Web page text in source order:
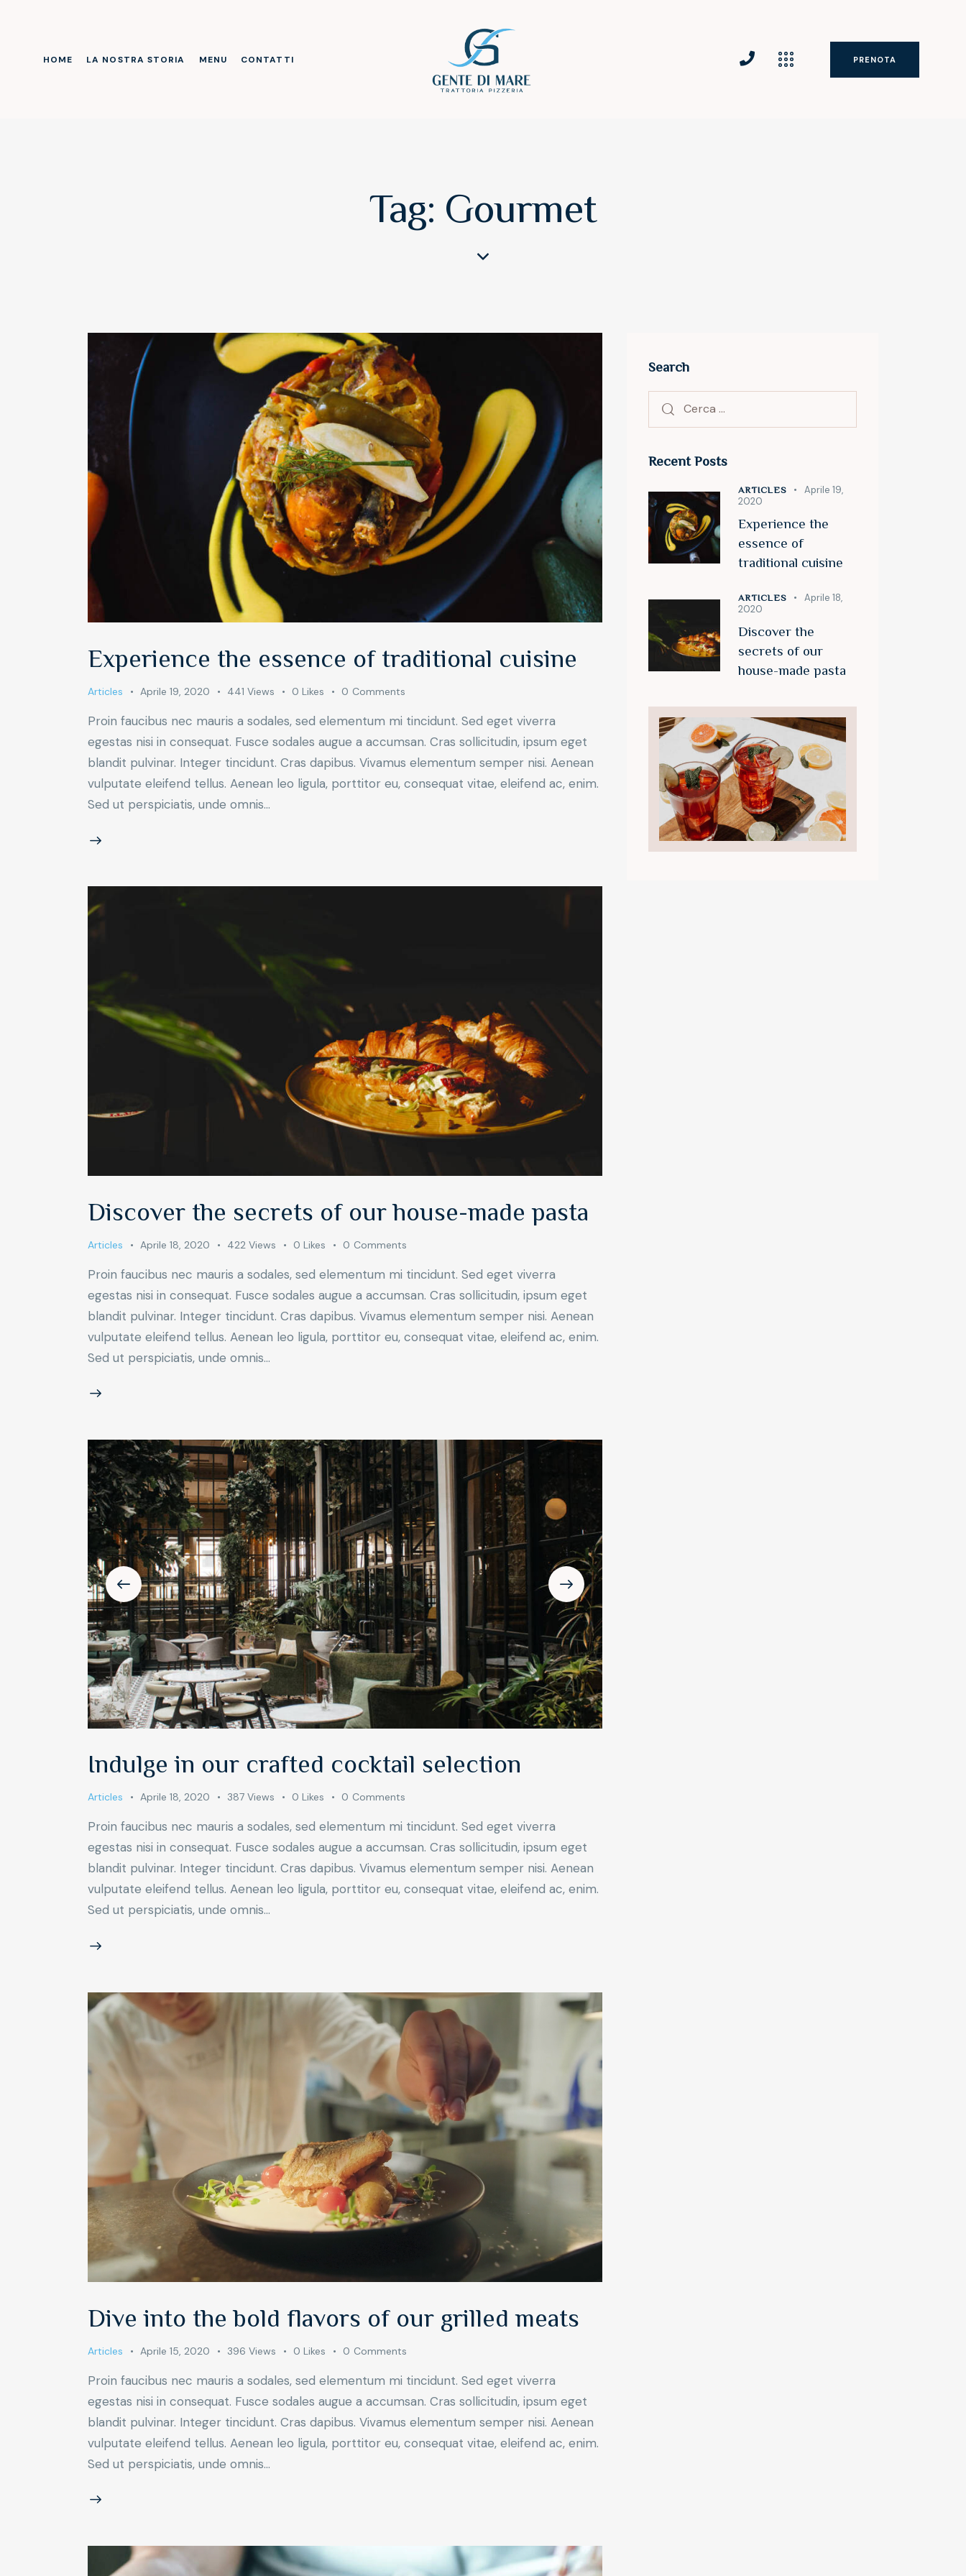
HOME LA NOSTRA STORIA MENU CONTATTI PRENOTA
Tag: Gourmet
Experience the essence of traditional cuisine
Articles Aprile 19, 2020 441 Views 0 Likes 0 Comments
Proin faucibus nec mauris a sodales, sed elementum mi tincidunt. Sed eget viverra
egestas nisi in consequat. Fusce sodales augue a accumsan. Cras sollicitudin, ipsum eget
blandit pulvinar. Integer tincidunt. Cras dapibus. Vivamus elementum semper nisi. Aenean
vulputate eleifend tellus. Aenean leo ligula, porttitor eu, consequat vitae, eleifend ac, enim.
Sed ut perspiciatis, unde omnis…
Discover the secrets of our house-made pasta
Articles Aprile 18, 2020 422 Views 0 Likes 0 Comments
Proin faucibus nec mauris a sodales, sed elementum mi tincidunt. Sed eget viverra
egestas nisi in consequat. Fusce sodales augue a accumsan. Cras sollicitudin, ipsum eget
blandit pulvinar. Integer tincidunt. Cras dapibus. Vivamus elementum semper nisi. Aenean
vulputate eleifend tellus. Aenean leo ligula, porttitor eu, consequat vitae, eleifend ac, enim.
Sed ut perspiciatis, unde omnis…
Indulge in our crafted cocktail selection
Articles Aprile 18, 2020 387 Views 0 Likes 0 Comments
Proin faucibus nec mauris a sodales, sed elementum mi tincidunt. Sed eget viverra
egestas nisi in consequat. Fusce sodales augue a accumsan. Cras sollicitudin, ipsum eget
blandit pulvinar. Integer tincidunt. Cras dapibus. Vivamus elementum semper nisi. Aenean
vulputate eleifend tellus. Aenean leo ligula, porttitor eu, consequat vitae, eleifend ac, enim.
Sed ut perspiciatis, unde omnis…
Dive into the bold flavors of our grilled meats
Articles Aprile 15, 2020 396 Views 0 Likes 0 Comments
Proin faucibus nec mauris a sodales, sed elementum mi tincidunt. Sed eget viverra
egestas nisi in consequat. Fusce sodales augue a accumsan. Cras sollicitudin, ipsum eget
blandit pulvinar. Integer tincidunt. Cras dapibus. Vivamus elementum semper nisi. Aenean
vulputate eleifend tellus. Aenean leo ligula, porttitor eu, consequat vitae, eleifend ac, enim.
Sed ut perspiciatis, unde omnis…
Search
Recent Posts
ARTICLES
Aprile 19,
2020
Experience the
essence of
traditional cuisine
ARTICLES
Aprile 18,
2020
Discover the
secrets of our
house-made pasta